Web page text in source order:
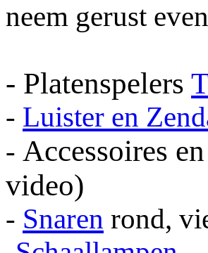
neem gerust even
- Platenspelers
- Luister en
- Accessoires
video)
- Snaren rond,